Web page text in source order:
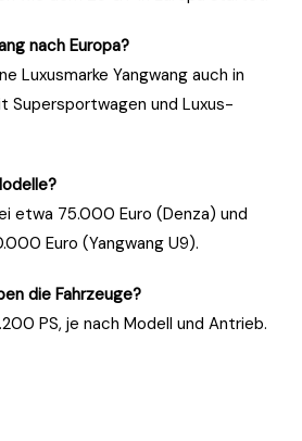
nach Europa?
Luxusmarke Yangwang auch in
Supersportwagen und Luxus-
etwa 75.000 Euro (Denza) und
Euro (Yangwang U9).
die Fahrzeuge?
PS, je nach Modell und Antrieb.